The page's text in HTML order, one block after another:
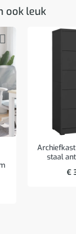
ook leuk
staal
€